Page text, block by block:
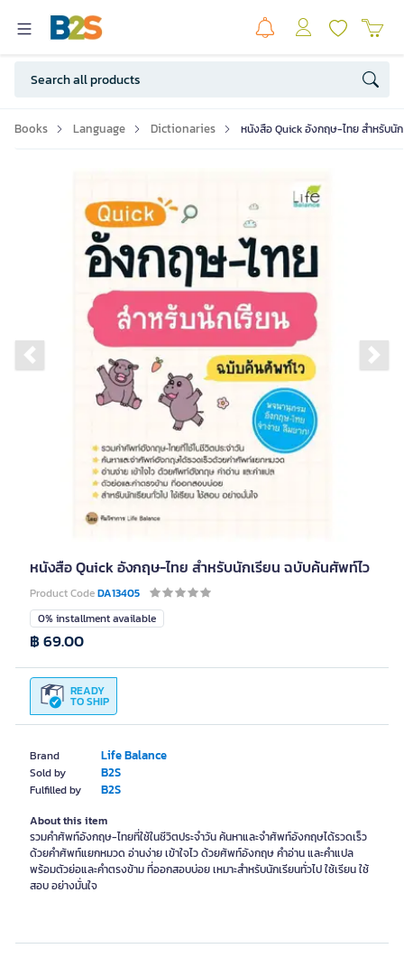
Books Language Dictionaries หนังสือ Quick อังกฤษ-ไทย สำหรับนั
Previous slide
หนังสือ Quick อังกฤษ-ไทย สำหรับนักเรียน ฉบับค้นศัพท์ไว
Product CodeDA13405
Brand Life Balance
Sold by B2S
Fulfilled by B2S
0% installment available
READY
TO SHIP
฿ 69.00
About this item
รวมคำศัพท์อังกฤษ-ไทยที่ใช้ในชีวิตประจำวัน ค้นหาและจำศัพท์อังกฤษได้รวดเร็ว
ด้วยคำศัพท์แยกหมวด อ่านง่าย เข้าใจไว ด้วยศัพท์อังกฤษ คำอ่าน และคำแปล
พร้อมตัวย่อและคำตรงข้าม ที่ออกสอบบ่อย เหมาะสำหรับนักเรียนทั่วไป ใช้เรียน ใช้
สอบ อย่างมั่นใจ